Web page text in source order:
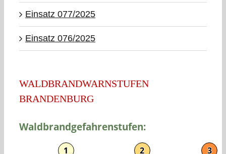
Einsatz 077/2025
Einsatz 076/2025
WALDBRANDWARNSTUFEN
BRANDENBURG